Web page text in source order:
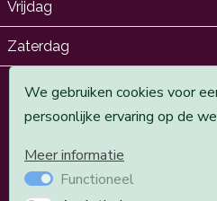
Vrijdag
Zaterdag
*We de oneven zaterdagen
We gebruiken cookies voor
persoonlijke ervaring op de
Meer informatie
Functioneel